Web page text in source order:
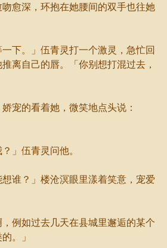
愈深，环抱在她腰间的双手也往她
。」伍青灵打一个激灵，急忙回
离自己的唇。「你别想打混过去，
的看着她，微笑地点头说：
伍青灵问他。
？」楼沧溟眼里漾着笑意，宠爱
如过去几天在县城里邂逅的某个
。」